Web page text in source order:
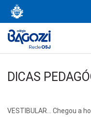
DICAS
VESTIBULAR... Chegou a